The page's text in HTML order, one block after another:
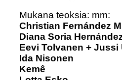
Mukana teoksia: mm:
Christian Fernández
Diana Soria
Eevi Tolvanen + Jussi
Ida Nisonen
Kemê